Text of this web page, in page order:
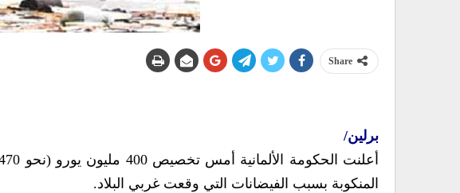
Share
برلين/
المنكوبة بسبب الفيضانات التي وقعت غربي البلاد.